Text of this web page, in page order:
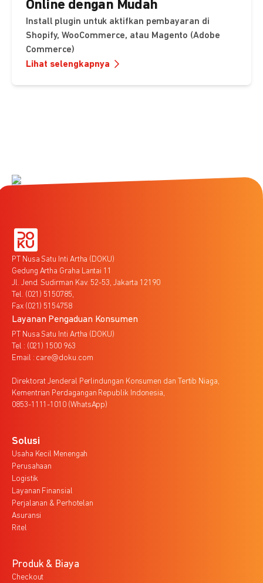
Online dengan Mudah
Install plugin untuk aktifkan pembayaran di
Shopify, WooCommerce, atau Magento (Adobe
Commerce)
Lihat selengkapnya
PT Nusa Satu Inti Artha (DOKU)
Gedung Artha Graha Lantai 11
Jl. Jend. Sudirman Kav. 52-53, Jakarta 12190
Tel. (021) 5150785,
Fax (021) 5154758
Layanan Pengaduan Konsumen
PT Nusa Satu Inti Artha (DOKU)
Tel : (021) 1500 963
Email : care@doku.com
Direktorat Jenderal Perlindungan Konsumen dan Tertib Niaga,
Kementrian Perdagangan Republik Indonesia,
0853-1111-1010 (WhatsApp)
Solusi
Usaha Kecil Menengah
Perusahaan
Logistik
Layanan Finansial
Perjalanan & Perhotelan
Asuransi
Ritel
Produk & Biaya
Checkout